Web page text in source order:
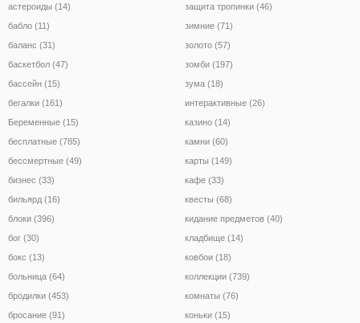
астероиды (14)
бабло (11)
баланс (31)
баскетбол (47)
бассейн (15)
бегалки (161)
Беременные (15)
бесплатные (785)
бессмертные (49)
бизнес (33)
бильярд (16)
блоки (396)
бог (30)
бокс (13)
больница (64)
бродилки (453)
бросание (91)
защита тропинки (46)
зимние (71)
золото (57)
зомби (197)
зума (18)
интерактивные (26)
казино (14)
камни (60)
карты (149)
кафе (33)
квесты (68)
кидание предметов (40)
кладбище (14)
ковбои (18)
коллекции (739)
комнаты (76)
коньки (15)